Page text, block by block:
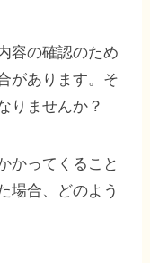
容の確認のため
があります。そ
りませんか？
かってくること
場合、どのよう